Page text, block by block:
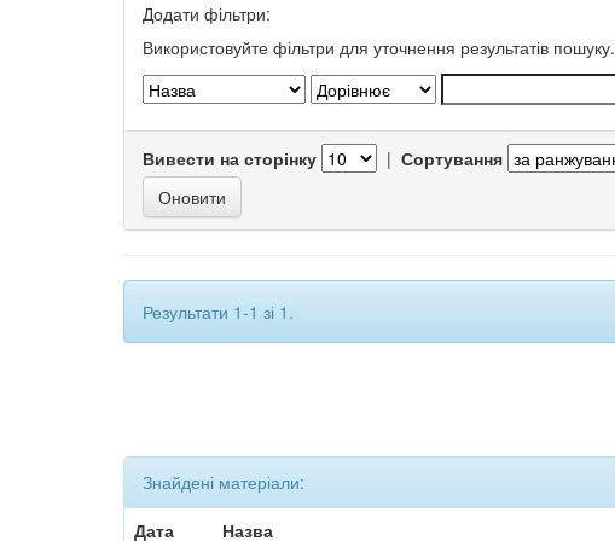
Додати фільтри:
Використовуйте фільтри для уточнення результатів пошуку.
Вивести на сторінку | Сортування
Результати 1-1 зі 1.
Знайдені матеріали:
Дата
Назва